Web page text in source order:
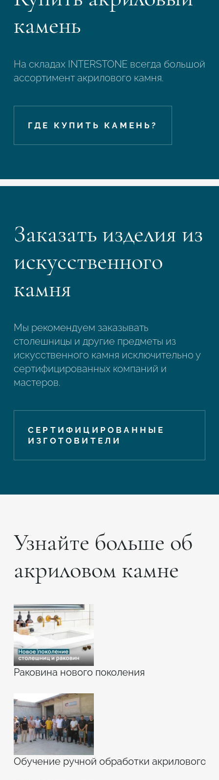
камень
На складах INTERSTONE всегда большой
ассортимент акрилового камня.
ГДЕ КУПИТЬ КАМЕНЬ?
Заказать изделия из
искусственного
камня
Мы рекомендуем заказывать
столешницы и другие предметы из
искусственного камня исключительно у
сертифицированных компаний и
мастеров.
СЕРТИФИЦИРОВАННЫЕ
ИЗГОТОВИТЕЛИ
Узнайте больше об
акриловом камне
Раковина нового поколения
Обучение ручной обработки акрилового